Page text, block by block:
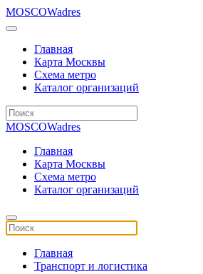
MOSCOWadres
Главная
Карта Москвы
Схема метро
Каталог организаций
MOSCOWadres
Главная
Карта Москвы
Схема метро
Каталог организаций
Главная
Транспорт и логистика